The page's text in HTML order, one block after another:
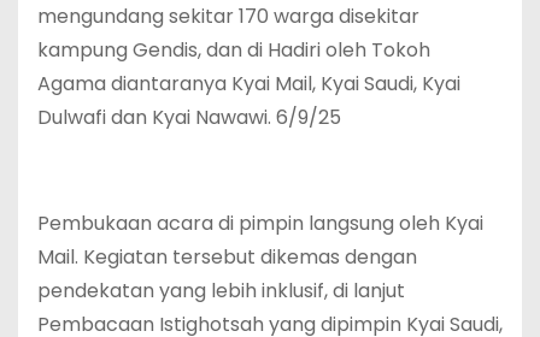
mengundang sekitar 170 warga disekitar
kampung Gendis, dan di Hadiri oleh Tokoh
Agama diantaranya Kyai Mail, Kyai Saudi, Kyai
Dulwafi dan Kyai Nawawi. 6/9/25
Pembukaan acara di pimpin langsung oleh Kyai
Mail. Kegiatan tersebut dikemas dengan
pendekatan yang lebih inklusif, di lanjut
Pembacaan Istighotsah yang dipimpin Kyai Saudi,